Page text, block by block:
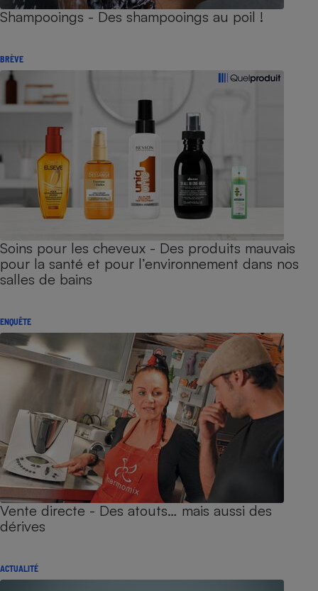
Shampooings - Des shampooings au poil !
BRÈVE
Soins pour les cheveux - Des produits mauvais
pour la santé et pour l’environnement dans nos
salles de bains
ENQUÊTE
Vente directe - Des atouts… mais aussi des
dérives
ACTUALITÉ